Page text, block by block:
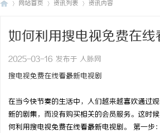
网站首页 资讯列表 资讯内容
如何利用搜电视免费在
2025-03-16 发布于 人脉网
搜电视免费在线看最新电视剧
在当今快节奏的生活中，人们越来越喜欢通过
新的剧集，而没有购买相关的会员服务。这时
何利用搜电视免费在线看最新电视剧。 第一步